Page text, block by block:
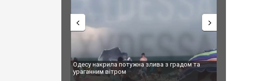
Одесу накрила потужна злива з градом та
Вже вивели на тести: Ferrari готує
позашляховика Purosangue. ВІДЕО